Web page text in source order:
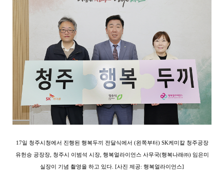
17일 청주시청에서 진행된 행복두끼 전달식에서 (왼쪽부터) SK케미칼 청주공장
유헌승 공장장, 청주시 이범석 시장, 행복얼라이언스 사무국(행복나래㈜) 임은미
실장이 기념 촬영을 하고 있다. [사진 제공: 행복얼라이언스]